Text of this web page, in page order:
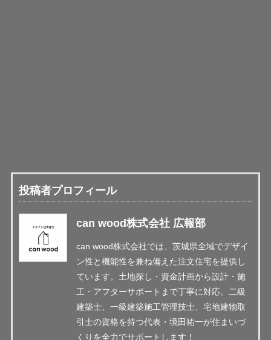
投稿者プロフィール
can wood株式会社 広報部
can wood株式会社では、茨城県全域でデザイ
ン性と機能性を兼ね備えた注文住宅を提供し
ています。土地探し・資金計画から設計・施
工・アフターサポートまで丁寧に対応。二級
建築士、一級建築施工管理技士、宅地建物取
引士の資格を持つ代表・境田祐一が住まいづ
くりを全力でサポートします！